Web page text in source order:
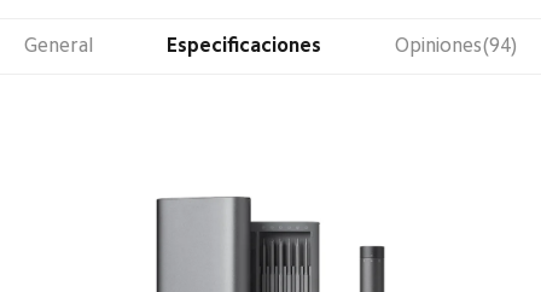
General Especificaciones Opiniones(94)